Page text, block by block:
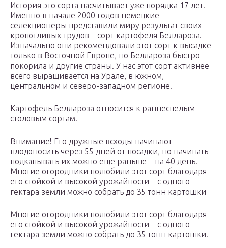
История это сорта насчитывает уже порядка 17 лет.
Именно в начале 2000 годов немецкие
селекционеры представили миру результат своих
кропотливых трудов – сорт картофеля Беллароза.
Изначально они рекомендовали этот сорт к высадке
только в Восточной Европе, но Беллароза быстро
покорила и другие страны. У нас этот сорт активнее
всего выращивается на Урале, в южном,
центральном и северо-западном регионе.
Картофель Беллароза относится к раннеспелым
столовым сортам.
Внимание! Его дружные всходы начинают
плодоносить через 55 дней от посадки, но начинать
подкапывать их можно еще раньше – на 40 день.
Многие огородники полюбили этот сорт благодаря
его стойкой и высокой урожайности – с одного
гектара земли можно собрать до 35 тонн картошки
Многие огородники полюбили этот сорт благодаря
его стойкой и высокой урожайности – с одного
гектара земли можно собрать до 35 тонн картошки.